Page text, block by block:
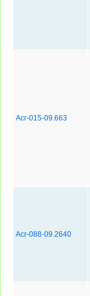
Acr-015-09.663
Acr-088-09.2640